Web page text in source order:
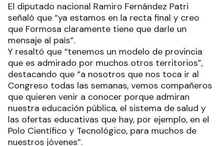
El diputado nacional Ramiro Fernández Patri
señaló que “ya estamos en la recta final y creo
que Formosa claramente tiene que darle un
mensaje al país”.
Y resaltó que “tenemos un modelo de provincia
que es admirado por muchos otros territorios”,
destacando que “a nosotros que nos toca ir al
Congreso todas las semanas, vemos compañeros
que quieren venir a conocer porque admiran
nuestra educación pública, el sistema de salud y
las ofertas educativas que hay, por ejemplo, en el
Polo Científico y Tecnológico, para muchos de
nuestros jóvenes”.